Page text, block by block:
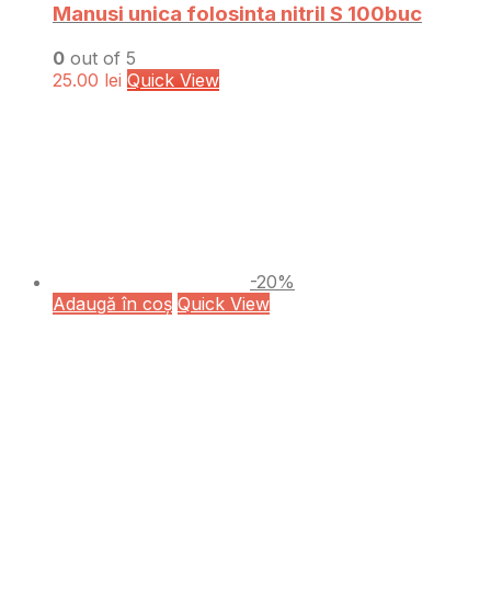
Manusi unica folosinta nitril S 100buc
0 out of 5
25.00 lei Quick View
-20%
Adaugă în coș Quick View